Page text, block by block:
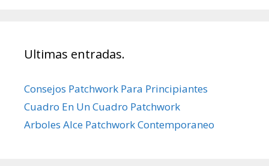
Ultimas entradas.
Consejos Patchwork Para Principiantes
Cuadro En Un Cuadro Patchwork
Arboles Alce Patchwork Contemporaneo